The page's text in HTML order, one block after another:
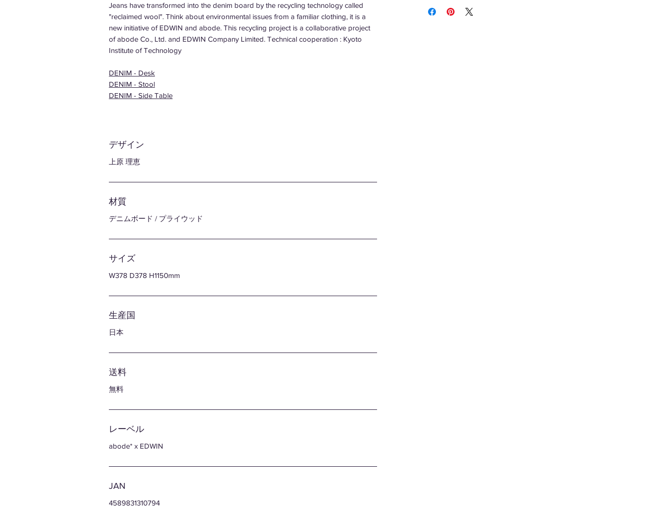
Jeans have transformed into the denim board by the recycling technology called
"reclaimed wool". Think about environmental issues from a familiar clothing, it is a
new initiative of EDWIN and abode. This recycling project is a collaborative project
of abode Co., Ltd. and EDWIN Company Limited. Technical cooperation : Kyoto
Institute of Technology
DENIM - Desk
DENIM - Stool
DENIM - Side Table
デザイン
上原 理恵
材質
デニムボード / プライウッド
サイズ
W378 D378 H1150mm
生産国
日本
送料
無料
レーベル
abode* x EDWIN
JAN
4589831310794